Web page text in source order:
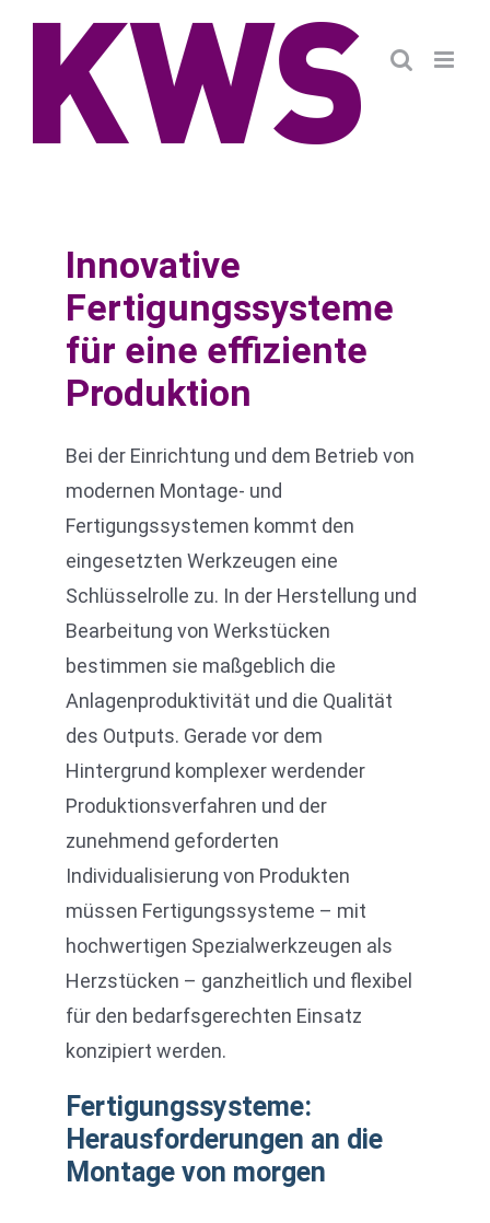
Innovative
Fertigungssysteme
für eine effiziente
Produktion
Bei der Einrichtung und dem Betrieb von
modernen Montage- und
Fertigungssystemen kommt den
eingesetzten Werkzeugen eine
Schlüsselrolle zu. In der Herstellung und
Bearbeitung von Werkstücken
bestimmen sie maßgeblich die
Anlagenproduktivität und die Qualität
des Outputs. Gerade vor dem
Hintergrund komplexer werdender
Produktionsverfahren und der
zunehmend geforderten
Individualisierung von Produkten
müssen Fertigungssysteme – mit
hochwertigen Spezialwerkzeugen als
Herzstücken – ganzheitlich und flexibel
für den bedarfsgerechten Einsatz
konzipiert werden.
Fertigungssysteme:
Herausforderungen an die
Montage von morgen